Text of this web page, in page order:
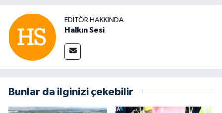
EDITÖR HAKKINDA
Halkın Sesi
Bunlar da ilginizi çekebilir